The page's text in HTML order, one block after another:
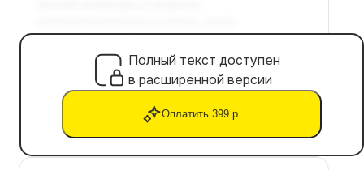
Полный текст доступен
в расширенной версии
Оплатить 399 р.